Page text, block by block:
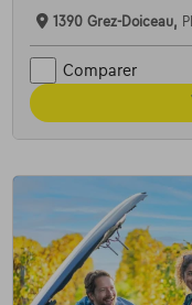
1390 Grez-Doiceau,
Comparer